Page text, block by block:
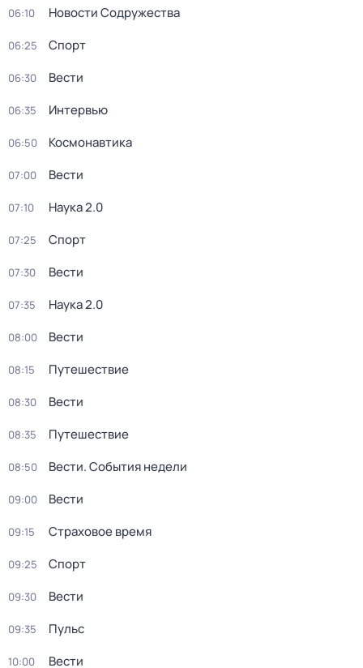
06:10 Новости Содружества
06:25 Спорт
06:30 Вести
06:35 Интервью
06:50 Космонавтика
07:00 Вести
07:10 Наука 2.0
07:25 Спорт
07:30 Вести
07:35 Наука 2.0
08:00 Вести
08:15 Путешествие
08:30 Вести
08:35 Путешествие
08:50 Вести. События недели
09:00 Вести
09:15 Страховое время
09:25 Спорт
09:30 Вести
09:35 Пульс
10:00 Вести